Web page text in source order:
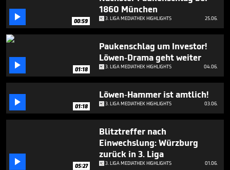
minutes,
seconds
 00:59
1860 München
3. LIGA MEDIATHEK HIGHLIGHTS 25.06.
 01:18
Paukenschlag um Investor!
Löwen-Drama geht weiter
3. LIGA MEDIATHEK HIGHLIGHTS 04.06.
 01:18
Löwen-Hammer ist amtlich!
3. LIGA MEDIATHEK HIGHLIGHTS 03.06.
 05:27
Blitztreffer nach
Einwechslung: Würzburg
zurück in 3. Liga
3. LIGA MEDIATHEK HIGHLIGHTS 01.06.